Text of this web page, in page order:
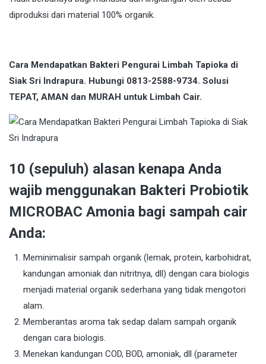
diproduksi dari material 100% organik.
Cara Mendapatkan Bakteri Pengurai Limbah Tapioka di
Siak Sri Indrapura. Hubungi 0813-2588-9734. Solusi
TEPAT, AMAN dan MURAH untuk Limbah Cair.
10 (sepuluh) alasan kenapa Anda
wajib menggunakan Bakteri Probiotik
MICROBAC Amonia bagi sampah cair
Anda:
Meminimalisir sampah organik (lemak, protein, karbohidrat,
kandungan amoniak dan nitritnya, dll) dengan cara biologis
menjadi material organik sederhana yang tidak mengotori
alam.
Memberantas aroma tak sedap dalam sampah organik
dengan cara biologis.
Menekan kandungan COD, BOD, amoniak, dll (parameter